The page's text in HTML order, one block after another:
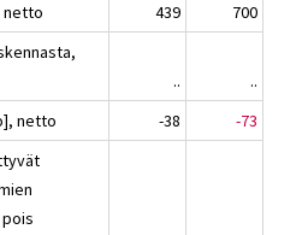
netto
439
700
..
..
netto
-38
-73